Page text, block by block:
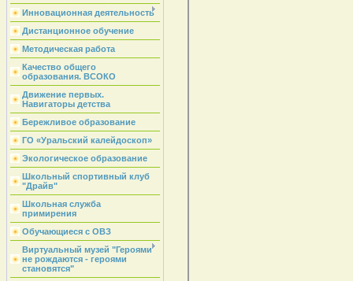
Инновационная деятельность
Дистанционное обучение
Методическая работа
Качество общего
образования. ВСОКО
Движение первых.
Навигаторы детства
Бережливое образование
ГО «Уральский калейдоскоп»
Экологическое образование
Школьный спортивный клуб
"Драйв"
Школьная служба
примирения
Обучающиеся с ОВЗ
Виртуальный музей "Героями
не рождаются - героями
становятся"